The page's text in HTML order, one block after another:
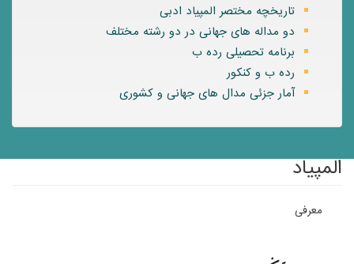
تاریخچه مختصر المپیاد ادبی
دو مداله های جهانی در دو رشته مختلف
برنامه تحصیلی رده ب
رده ب و کنکور
آمار جزئی مدال های جهانی و کشوری
المپیاد
معرفی